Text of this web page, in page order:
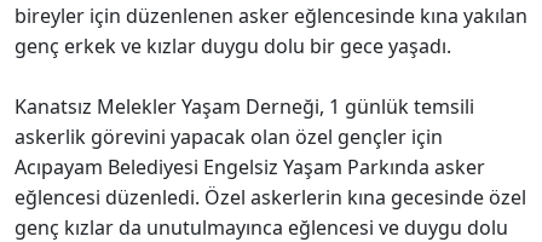
bireyler için düzenlenen asker eğlencesinde kına yakılan
genç erkek ve kızlar duygu dolu bir gece yaşadı.
Kanatsız Melekler Yaşam Derneği, 1 günlük temsili
askerlik görevini yapacak olan özel gençler için
Acıpayam Belediyesi Engelsiz Yaşam Parkında asker
eğlencesi düzenledi. Özel askerlerin kına gecesinde özel
genç kızlar da unutulmayınca eğlencesi ve duygu dolu